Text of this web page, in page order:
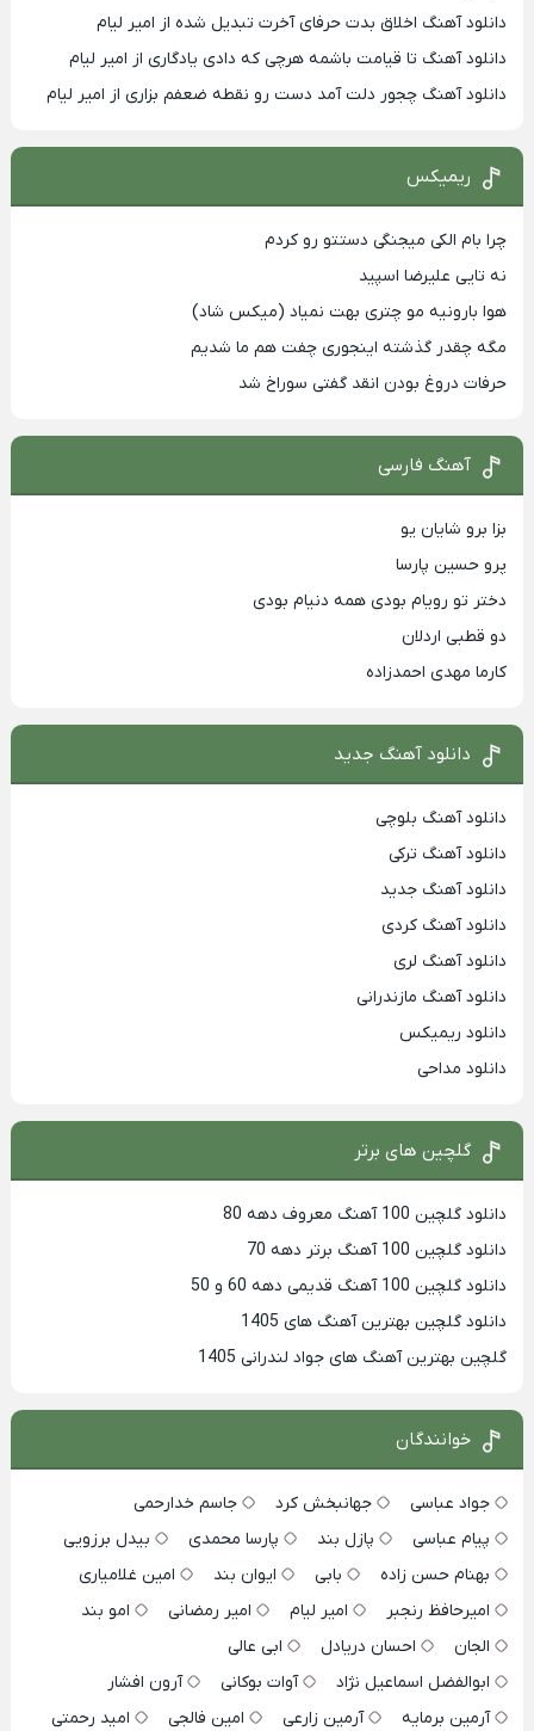
دانلود آهنگ اخلاق بدت حرفای آخرت تبدیل شده از امیر لیام
دانلود آهنگ تا قیامت باشمه هرچی که دادی یادگاری از امیر لیام
دانلود آهنگ چجور دلت آمد دست رو نقطه ضعفم بزاری از امیر لیام
ریمیکس
چرا بام الکی میجنگی دستتو رو کردم
نه تایی علیرضا اسپید
هوا بارونیه مو چتری بهت نمیاد (میکس شاد)
مگه چقدر گذشته اینجوری چفت هم ما شدیم
حرفات دروغ بودن انقد گفتی سوراخ شد
آهنگ فارسی
بزا برو شایان یو
پرو حسین پارسا
دختر تو رویام بودی همه دنیام بودی
دو قطبی اردلان
کارما مهدی احمدزاده
دانلود آهنگ جدید
دانلود آهنگ بلوچی
دانلود آهنگ ترکی
دانلود آهنگ جدید
دانلود آهنگ کردی
دانلود آهنگ لری
دانلود آهنگ مازندرانی
دانلود ریمیکس
دانلود مداحی
گلچین های برتر
دانلود گلچین 100 آهنگ معروف دهه 80
دانلود گلچین 100 آهنگ برتر دهه 70
دانلود گلچین 100 آهنگ قدیمی دهه 60 و 50
دانلود گلچین بهترین آهنگ های 1405
گلچین بهترین آهنگ های جواد لندرانی 1405
خوانندگان
جواد عباسی جهانبخش کرد
جاسم خدارحمی
پیام عباسی
پازل بند پارسا محمدی
بیدل برزویی
بهنام حسن زاده
بابی ایوان بند
امین غلامیاری
امیرحافظ رنجبر
امیر لیام امیر رمضانی
امو بند
الجان
احسان دریادل
ابی عالی
ابوالفضل اسماعیل نژاد
آوات بوکانی
آرون افشار
آرمین برمایه
آرمین زارعی امین فالجی
امید رحمتی